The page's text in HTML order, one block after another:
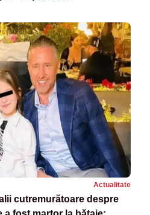
Actualitate
cutremurătoare despre